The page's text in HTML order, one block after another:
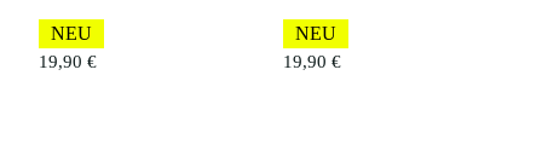
NEU
19,90 €
NEU
19,90€